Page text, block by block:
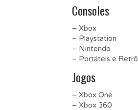
Consoles
– Xbox
– Playstation
– Nintendo
– Portáteis e Retrô
Jogos
– Xbox One
– Xbox 360